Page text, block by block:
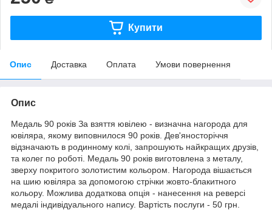
Купити
Опис Доставка Оплата Умови повернення
Опис
Медаль 90 років За взяття ювілею - визначна нагорода для
ювіляра, якому виповнилося 90 років. Дев'яносторіччя
відзначають в родинному колі, запрошують найкращих друзів,
та колег по роботі. Медаль 90 років виготовлена з металу,
зверху покритого золотистим кольором. Нагорода вішається
на шию ювіляра за допомогою стрічки жовто-блакитного
кольору. Можлива додаткова опція - нанесення на реверсі
медалі індивідуального напису. Вартість послуги - 50 грн.